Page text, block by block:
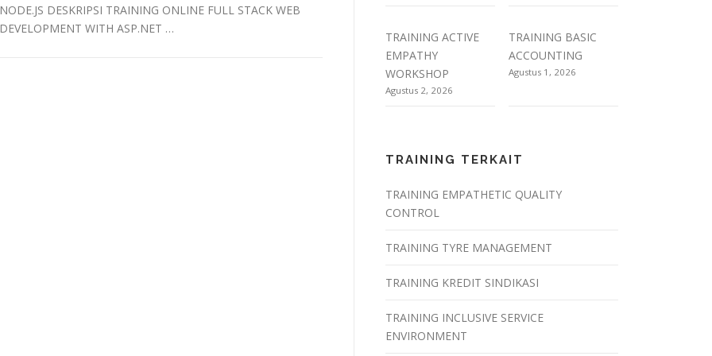
NODE.JS DESKRIPSI TRAINING ONLINE FULL STACK WEB
DEVELOPMENT WITH ASP.NET …
TRAINING ACTIVE
EMPATHY
WORKSHOP
Agustus 2, 2026
TRAINING BASIC
ACCOUNTING
Agustus 1, 2026
TRAINING TERKAIT
TRAINING EMPATHETIC QUALITY
CONTROL
TRAINING TYRE MANAGEMENT
TRAINING KREDIT SINDIKASI
TRAINING INCLUSIVE SERVICE
ENVIRONMENT